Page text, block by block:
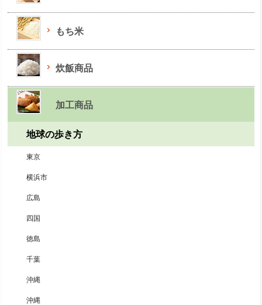
もち米
炊飯商品
加工商品
地球の歩き方
東京
横浜市
広島
四国
徳島
千葉
沖縄
沖縄